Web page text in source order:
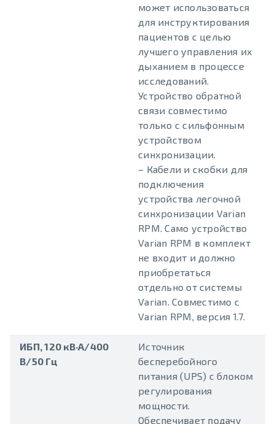
может использоваться
для инструктирования
пациентов с целью
лучшего управления их
дыханием в процессе
исследований.
Устройство обратной
связи совместимо
только с сильфонным
устройством
синхронизации.
– Кабели и скобки для
подключения
устройства легочной
синхронизации Varian
RPM. Само устройство
Varian RPM в комплект
не входит и должно
приобретаться
отдельно от системы
Varian. Совместимо с
Varian RPM, версия 1.7.
ИБП, 120 кВ·А/400
В/50 Гц
Источник
бесперебойного
питания (UPS) с блоком
регулирования
мощности.
Обеспечивает подачу